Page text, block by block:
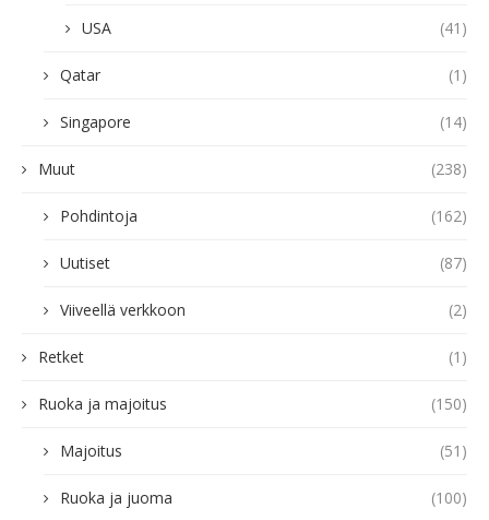
USA (41)
Qatar (1)
Singapore (14)
Muut (238)
Pohdintoja (162)
Uutiset (87)
Viiveellä verkkoon (2)
Retket (1)
Ruoka ja majoitus (150)
Majoitus (51)
Ruoka ja juoma (100)